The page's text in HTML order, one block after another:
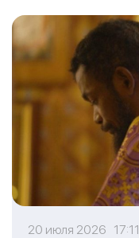
20 июля 2026 17:11